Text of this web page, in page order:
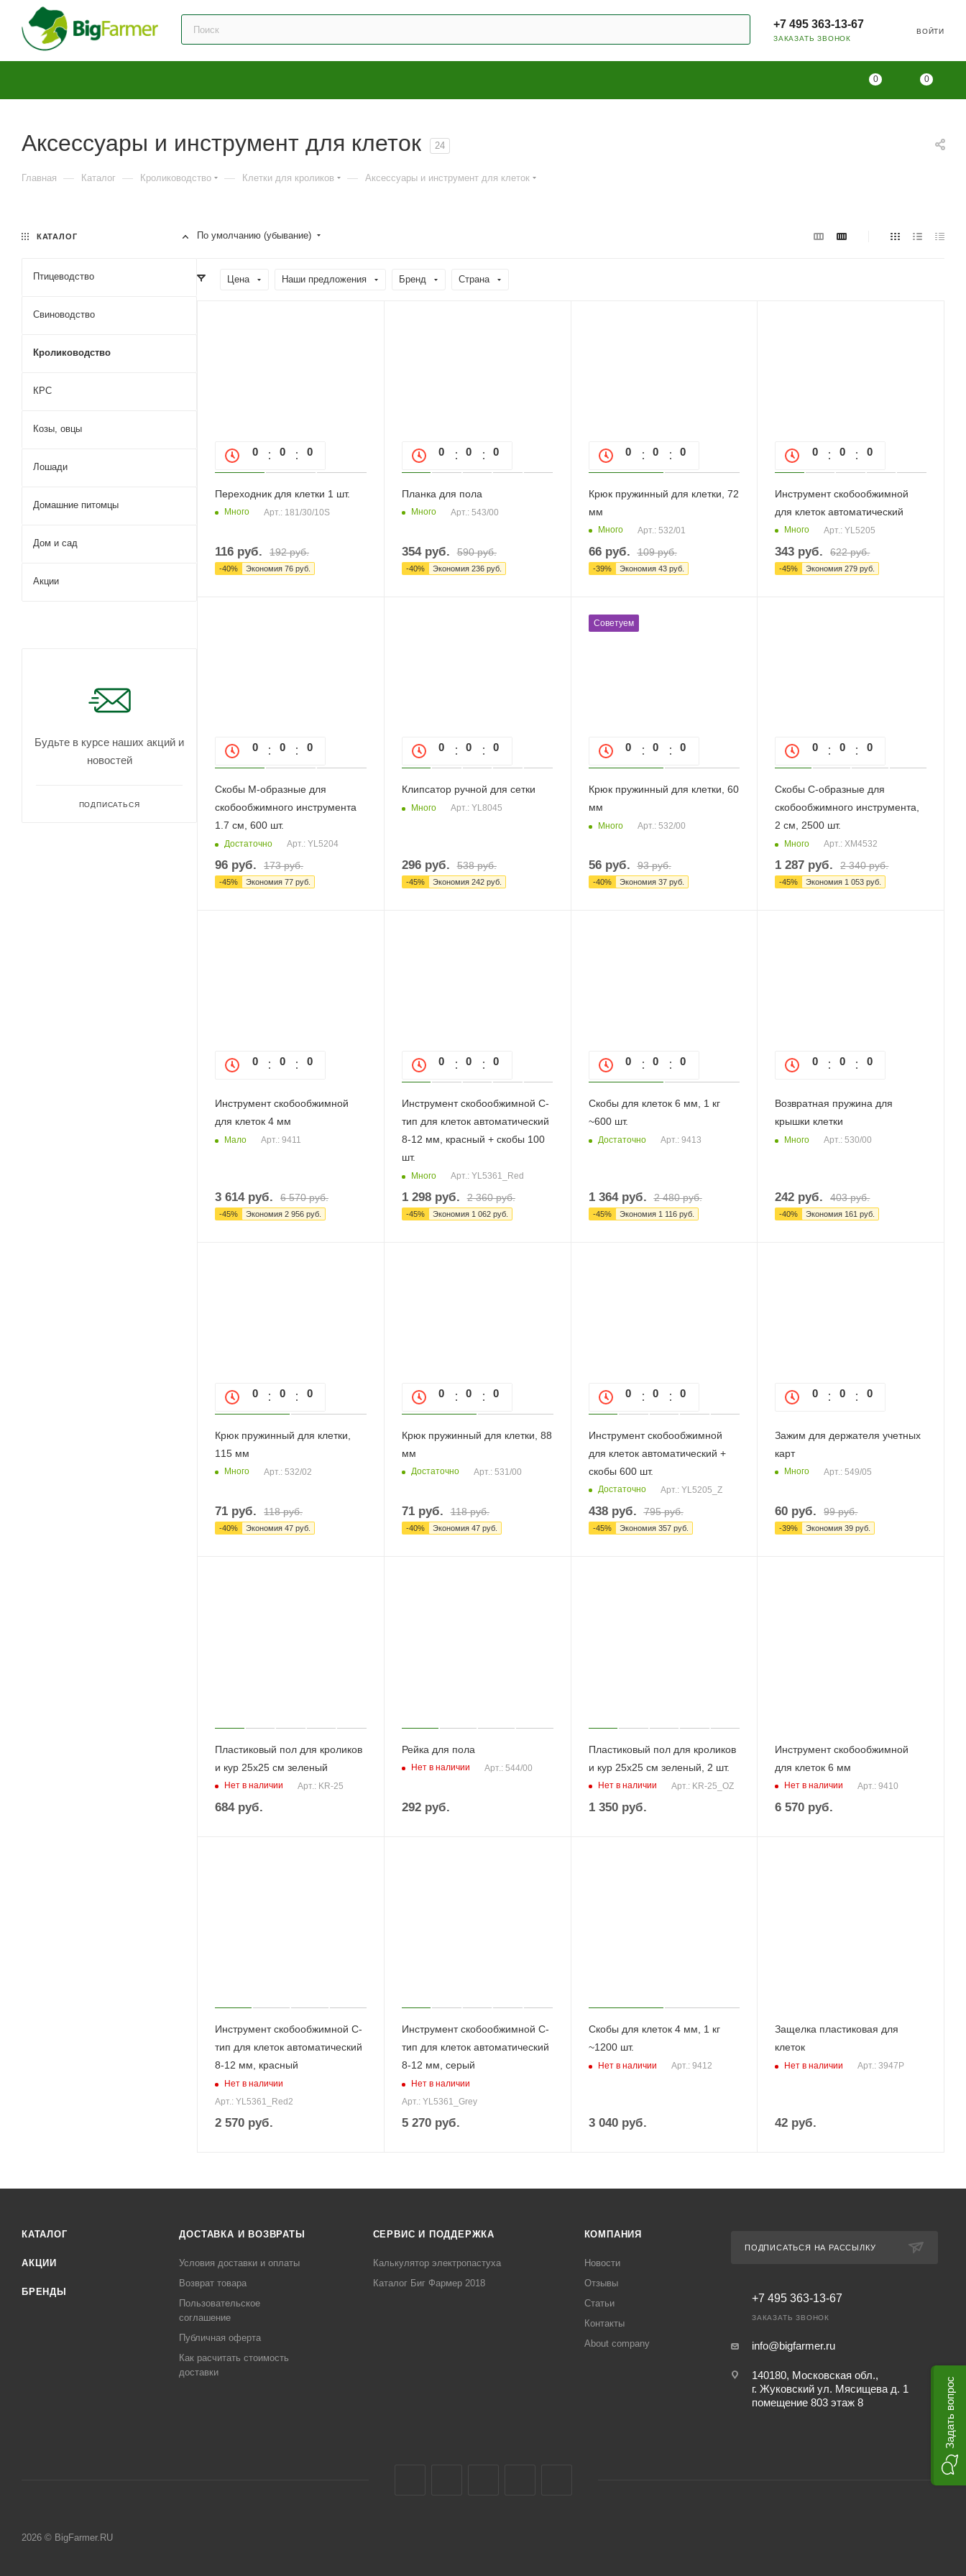
+7 495 363-13-67
ЗАКАЗАТЬ ЗВОНОК
ВОЙТИ
0 0
Аксессуары и инструмент для клеток 24
Главная — Каталог — Кролиководство — Клетки для кроликов — Аксессуары и инструмент для клеток
По умолчанию (убывание)
Цена Наши предложения Бренд Страна
0 0 0
Переходник для клетки 1 шт.
Много Арт.: 181/30/10S
116 руб. 192руб.
-40% Экономия 76 руб.
0 0 0
Планка для пола
Много Арт.: 543/00
354руб. 590руб.
-40% Экономия 236руб.
0 0 0
Крюк пружинный для клетки, 72
мм
Много Арт.: 532/01
66руб. 109руб.
-39% Экономия 43руб.
0 0 0
Инструмент скобообжимной
для клеток автоматический
Много Арт.: YL5205
343 руб. 622руб.
-45% Экономия 279 руб.
0 0 0
Скобы М-образные для
скобообжимного инструмента
1.7 см, 600 шт.
Достаточно Арт.: YL5204
96 руб. 173руб.
-45% Экономия 77 руб.
0 0 0
Клипсатор ручной для сетки
Много Арт.: YL8045
296руб. 538руб.
-45% Экономия 242руб.
Советуем
0 0 0
Крюк пружинный для клетки, 60
мм
Много Арт.: 532/00
56руб. 93руб.
-40% Экономия 37руб.
0 0 0
Скобы С-образные для
скобообжимного инструмента,
2 см, 2500 шт.
Много Арт.: XM4532
1 287 руб. 2 340руб.
-45% Экономия 1 053 руб.
0 0 0
Инструмент скобообжимной
для клеток 4 мм
Мало Арт.: 9411
3 614руб. 6 570руб.
-45% Экономия 2 956 руб.
0 0 0
Инструмент скобообжимной С-
тип для клеток автоматический
8-12 мм, красный + скобы 100
шт.
Много Арт.: YL5361_Red
1 298руб. 2 360руб.
-45% Экономия 1 062руб.
0 0 0
Скобы для клеток 6 мм, 1 кг
~600 шт.
Достаточно Арт.: 9413
1 364руб. 2 480руб.
-45% Экономия 1 116руб.
0 0 0
Возвратная пружина для
крышки клетки
Много Арт.: 530/00
242 руб. 403руб.
-40% Экономия 161 руб.
0 0 0
Крюк пружинный для клетки,
115 мм
Много Арт.: 532/02
71 руб. 118руб.
-40% Экономия 47 руб.
0 0 0
Крюк пружинный для клетки, 88
мм
Достаточно Арт.: 531/00
71руб. 118руб.
-40% Экономия 47руб.
0 0 0
Инструмент скобообжимной
для клеток автоматический +
скобы 600 шт.
Достаточно Арт.: YL5205_Z
438руб. 795руб.
-45% Экономия 357руб.
0 0 0
Зажим для держателя учетных
карт
Много Арт.: 549/05
60 руб. 99руб.
-39% Экономия 39 руб.
Пластиковый пол для кроликов
и кур 25х25 см зеленый
Нет в наличии Арт.: KR-25
684руб.
Рейка для пола
Нет в наличии Арт.: 544/00
292руб.
Пластиковый пол для кроликов
и кур 25х25 см зеленый, 2 шт.
Нет в наличии Арт.: KR-25_OZ
1 350руб.
Инструмент скобообжимной
для клеток 6 мм
Нет в наличии Арт.: 9410
6 570 руб.
Инструмент скобообжимной С-
тип для клеток автоматический
8-12 мм, красный
Нет в наличии
Арт.: YL5361_Red2
2 570 руб.
Инструмент скобообжимной С-
тип для клеток автоматический
8-12 мм, серый
Нет в наличии
Арт.: YL5361_Grey
5 270руб.
Скобы для клеток 4 мм, 1 кг
~1200 шт.
Нет в наличии Арт.: 9412
3 040руб.
Защелка пластиковая для
клеток
Нет в наличии Арт.: 3947P
42 руб.
КАТАЛОГ
Птицеводство
Свиноводство
Кролиководство
КРС
Козы, овцы
Лошади
Домашние питомцы
Дом и сад
Акции
Будьте в курсе наших акций и
новостей
ПОДПИСАТЬСЯ
КАТАЛОГ
АКЦИИ
БРЕНДЫ
ДОСТАВКА И ВОЗВРАТЫ
Условия доставки и оплаты
Возврат товара
Пользовательское
соглашение
Публичная оферта
Как расчитать стоимость
доставки
СЕРВИС И ПОДДЕРЖКА
Калькулятор электропастуха
Каталог Биг Фармер 2018
КОМПАНИЯ
Новости
Отзывы
Статьи
Контакты
About company
ПОДПИСАТЬСЯ НА РАССЫЛКУ
+7 495 363-13-67
ЗАКАЗАТЬ ЗВОНОК
info@bigfarmer.ru
140180, Московская обл.,
г. Жуковский ул. Мясищева д. 1
помещение 803 этаж 8
2026 © BigFarmer.RU
Задать вопрос